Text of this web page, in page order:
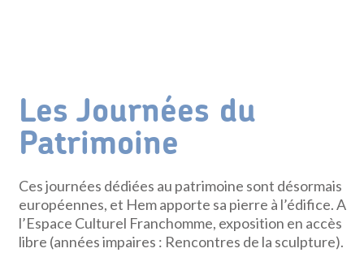
Les Journées du
Patrimoine
Ces journées dédiées au patrimoine sont désormais
européennes, et Hem apporte sa pierre à l’édifice. A
l’Espace Culturel Franchomme, exposition en accès
libre (années impaires : Rencontres de la sculpture).